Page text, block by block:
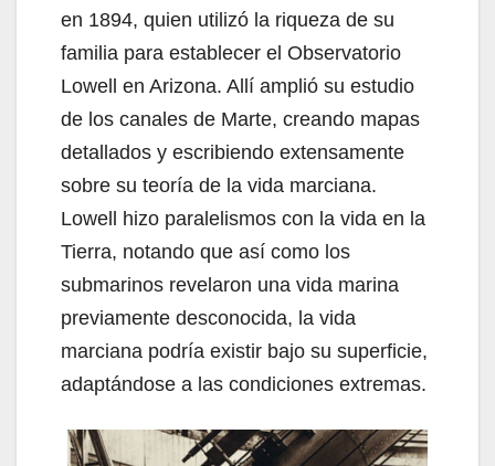
en 1894, quien utilizó la riqueza de su
familia para establecer el Observatorio
Lowell en Arizona. Allí amplió su estudio
de los canales de Marte, creando mapas
detallados y escribiendo extensamente
sobre su teoría de la vida marciana.
Lowell hizo paralelismos con la vida en la
Tierra, notando que así como los
submarinos revelaron una vida marina
previamente desconocida, la vida
marciana podría existir bajo su superficie,
adaptándose a las condiciones extremas.